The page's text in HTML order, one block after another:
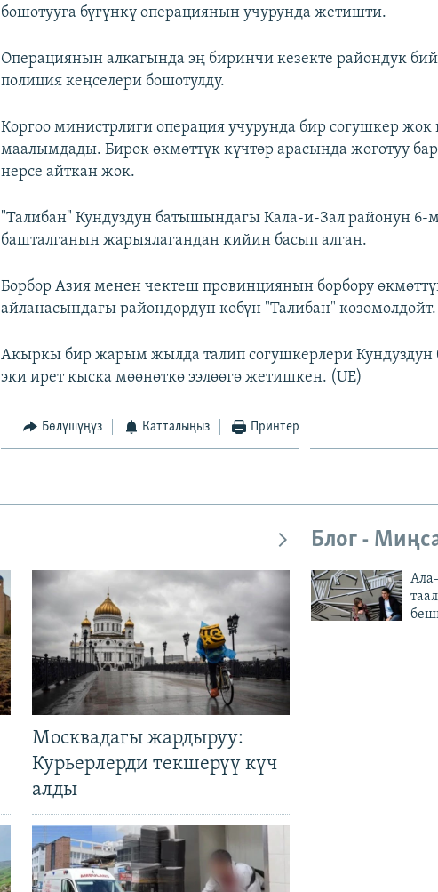
бошотууга бүгүнкү операциянын учурунда жетишти.
Операциянын алкагында эң биринчи кезекте райондук
полиция кеңселери бошотулду.
Коргоо министрлиги операция учурунда бир согушкер
маалымдады. Бирок өкмөттүк күчтөр арасында жоготуу
нерсе айткан жок.
"Талибан" Кундуздун батышындагы Кала-и-Зал районун 6-
башталганын жарыялагандан кийин басып алган.
Борбор Азия менен чектеш провинциянын борбору
айланасындагы райондордун көбүн "Талибан" көзөмөлдөйт.
Акыркы бир жарым жылда талип согушкерлери Кундуздун
эки ирет кыска мөөнөткө ээлөөгө жетишкен. (UE)
Бөлүшүңүз Катталыңыз Принтер
Москвадагы жардыруу:
Курьерлерди текшерүү күч
алды
Блог -